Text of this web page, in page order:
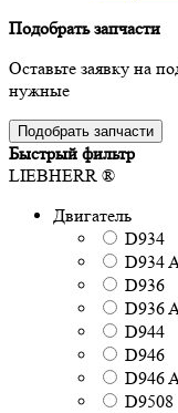
Подобрать запчасти
Оставьте заявку на
нужные
Подобрать запчасти
Быстрый фильтр
LIEBHERR ®
Двигатель
D934
D934
D936
D936
D944
D946
D946
D9508